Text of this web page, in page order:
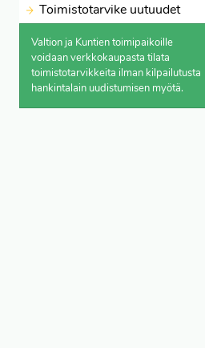
Toimistotarvike uutuudet
Valtion ja Kuntien toimipaikoille
voidaan verkkokaupasta tilata
toimistotarvikkeita ilman kilpailutusta
hankintalain uudistumisen myötä.